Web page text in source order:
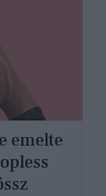
emelte